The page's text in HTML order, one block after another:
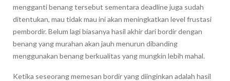
mengganti benang tersebut sementara deadline juga sudah
ditentukan, mau tidak mau ini akan meningkatkan level frustasi
pembordir. Belum lagi biasanya hasil akhir dari bordir dengan
benang yang murahan akan jauh menurun dibanding
menggunakan benang berkualitas yang mungkin lebih mahal.
Ketika seseorang memesan bordir yang diinginkan adalah hasil